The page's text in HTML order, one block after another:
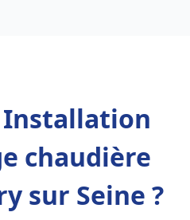
Installation
chaudière
sur Seine ?